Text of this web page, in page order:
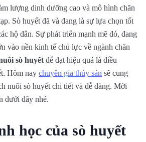
lượng dinh dưỡng cao và mô hình chăn
Sò huyết đã và đang là sự lựa chọn tốt
hộ dân. Sự phát triển mạnh mẽ đó, đang
vào nền kinh tế chủ lực về ngành chăn
sò huyết để đạt hiệu quả là điều
Hôm nay chuyên gia thủy sản sẽ cung
nuôi sò huyết chi tiết và dễ dàng. Mời
dưới đây nhé.
học của sò huyết